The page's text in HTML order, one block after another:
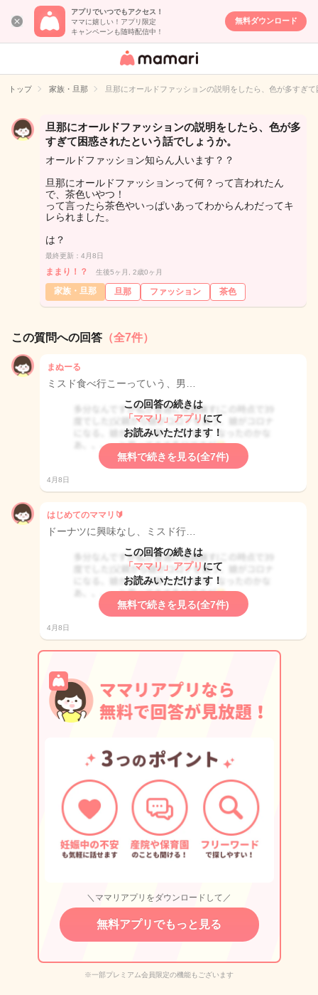
アプリでいつでもアクセス！
ママに嬉しい！アプリ限定
キャンペーンも随時配信中！
無料ダウンロード
女性専用匿名QA
イト
トップ 家族・旦那 旦那にオールドファッションの説明をしたら、色が多すぎ
旦那にオールドファッションの説明をしたら、色が多
すぎて困惑されたという話でしょうか。
オールドファッション知らん人います？？
旦那にオールドファッションって何？って言われたん
で、茶色いやつ！
って言ったら茶色やいっぱいあってわからんわだってキ
レられました。
は？
最終更新：4月8日
ままり！？ 生後5ヶ月, 2歳0ヶ月
家族・旦那 旦那 ファッション 茶色
この質問への回答 （全7件）
まぬーる
ミスド食べ行こーっていう、男…
この回答の続きは
「ママリ」アプリ にて
お読みいただけます！
無料で続きを見る(全7件)
4月8日
はじめてのママリ🔰
ドーナツに興味なし、ミスド行…
この回答の続きは
「ママリ」アプリ にて
お読みいただけます！
無料で続きを見る(全7件)
4月8日
＼ママリアプリをダウンロードして／
無料アプリでもっと見る
※一部プレミアム会員限定の機能もございます